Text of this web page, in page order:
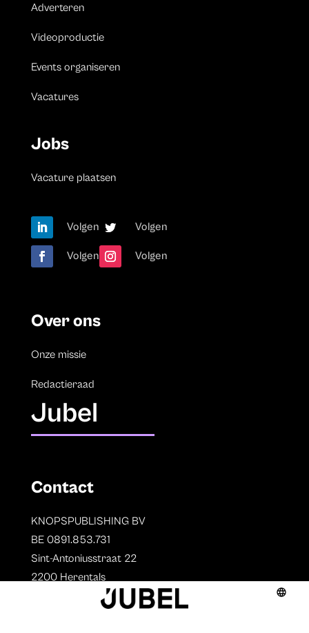
Adverteren
Videoproductie
Events organiseren
Vacatures
Jobs
Vacature plaatsen
Volgen Volgen
Volgen Volgen
Over ons
Onze missie
Redactieraad
Jubel
Contact
KNOPSPUBLISHING BV
BE 0891.853.731
Sint-Antoniusstraat 22
2200 Herentals